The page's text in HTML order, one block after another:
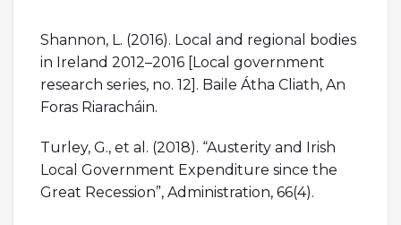
Shannon, L. (2016). Local and regional bodies
in Ireland 2012–2016 [Local government
research series, no. 12]. Baile Átha Cliath, An
Foras Riaracháin.
Turley, G., et al. (2018). “Austerity and Irish
Local Government Expenditure since the
Great Recession”, Administration, 66(4).